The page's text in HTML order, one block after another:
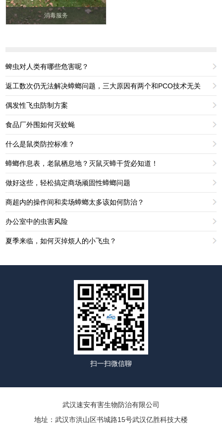
消毒服务
蜱虫对人类有哪些危害呢？
返工数次仍无法解决蟑螂问题，三大原因有两个和PCO技术无关
偶发性飞虫防制方案
食品厂外围如何灭蚊蝇
什么是鼠类防控标准？
蟑螂作息表，老鼠栖息地？灭鼠灭蟑干货必知道！
做好这些，轻松搞定商场顽固性蟑螂问题
商超内的操作间和卖场蟑螂太多该如何防治？
办公室中的虫害风险
夏季来临，如何灭掉烦人的小飞虫？
扫一扫微信聊
武汉速安有害生物防治有限公司
地址：武汉市洪山区书城路15号武汉亿胜科技大楼